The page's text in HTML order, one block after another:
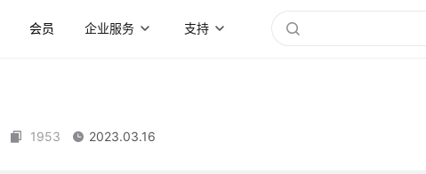
会员 企业服务 支持
1953 2023.03.16